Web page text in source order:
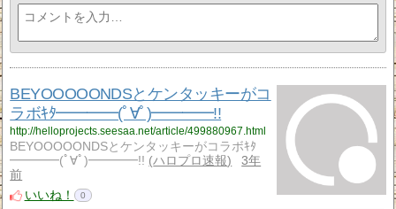
BEYOOOOONDSとケンタッキーがコ
ラボｷﾀ━━━━(ﾟ∀ﾟ)━━━━!!
http://helloprojects.seesaa.net/article/499880967.html
BEYOOOOONDSとケンタッキーがコラボｷﾀ
━━━━(ﾟ∀ﾟ)━━━━!!
ハロプロ速報
3年
前
いいね！
0